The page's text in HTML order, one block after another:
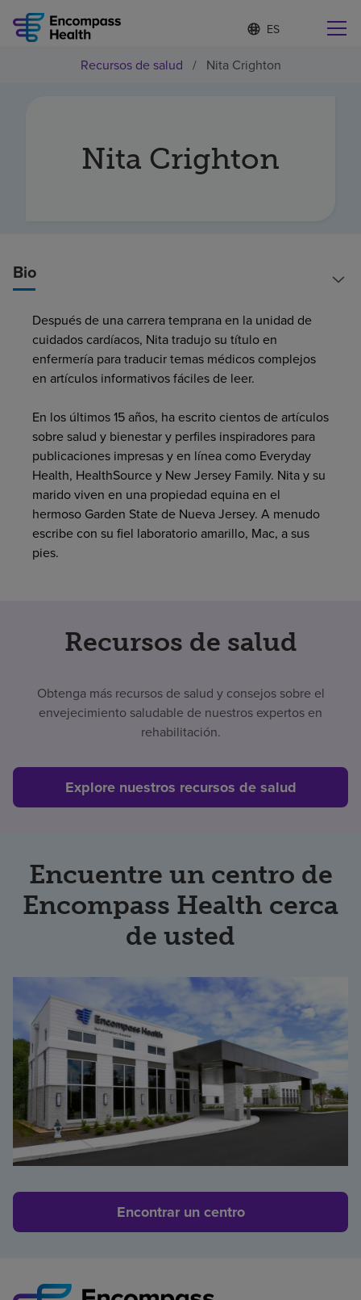
Lista
de
idiomas
contraída
d
o
e
Encuentre una localidad cerca de usted
Por qué debe elegirnos
Acerca de nosotros
Inversores
Empleos
Pagar mi factura
Recursos de salud / Nita Crighton
Nita Crighton
Bio
Después de una carrera temprana en la unidad de
cuidados cardíacos, Nita tradujo su título en
enfermería para traducir temas médicos complejos
en artículos informativos fáciles de leer.
En los últimos 15 años, ha escrito cientos de artículos
sobre salud y bienestar y perfiles inspiradores para
publicaciones impresas y en línea como Everyday
Health, HealthSource y New Jersey Family. Nita y su
marido viven en una propiedad equina en el
hermoso Garden State de Nueva Jersey. A menudo
escribe con su fiel laboratorio amarillo, Mac, a sus
pies.
Recursos de salud
Obtenga más recursos de salud y consejos sobre el
envejecimiento saludable de nuestros expertos en
rehabilitación.
Explore nuestros recursos de salud
Encuentre un centro de
Encompass Health cerca
de usted
Encontrar un centro